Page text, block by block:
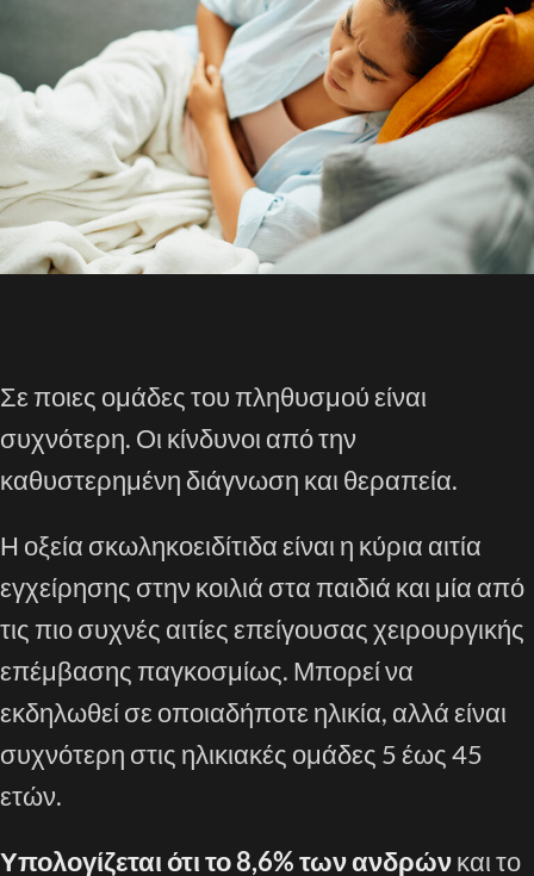
Σε ποιες ομάδες του πληθυσμού είναι
συχνότερη. Οι κίνδυνοι από την
καθυστερημένη διάγνωση και θεραπεία.
Η οξεία σκωληκοειδίτιδα είναι η κύρια αιτία
εγχείρησης στην κοιλιά στα παιδιά και μία από
τις πιο συχνές αιτίες επείγουσας χειρουργικής
επέμβασης παγκοσμίως. Μπορεί να
εκδηλωθεί σε οποιαδήποτε ηλικία, αλλά είναι
συχνότερη στις ηλικιακές ομάδες 5 έως 45
ετών.
Υπολογίζεται ότι το 8,6% των ανδρώνκαι το